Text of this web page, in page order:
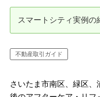
スマートシティ実例の
不動産取引ガイド
さいたま市南区、緑区